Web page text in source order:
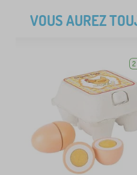
VOUS AUREZ